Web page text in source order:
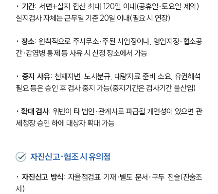
· 기간: 서면+실지 합산 최대 120일 이내(공휴일·토요일 제외).
실지검사 자체는 근무일 기준 20일 이내(필요 시 연장)
· 장소: 원칙적으로 주사무소·주된 사업장이나, 영업지장·협소공
간·감염병 통제 등 사유 시 신청 장소에서 가능
· 중지 사유: 천재지변, 노사분규, 대량자료 준비 소요, 유권해석
필요 등은 승인 후 검사 중지 가능(중지기간은 검사기간 불산입)
· 확대 검사: 위반이 타 법인·관계사로 파급될 개연성이 있으면 관
세청장 승인 하에 대상자 확대 가능
자진신고·협조 시 유의점
· 자진신고 방식: 자율점검표 기재·별도 문서·구두 진술(진술조
서)